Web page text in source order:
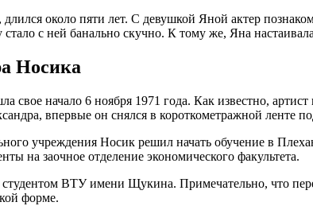
около пяти лет. С девушкой Яной актер
с ней банально скучно. К тому же, Яна
Носика
свое начало 6 ноября 1971 года. Как известно,
впервые он снялся в короткометражной ленте
учреждения Носик решил начать обучение в
на заочное отделение экономического факультета.
ВТУ имени Щукина. Примечательно, что
форме.